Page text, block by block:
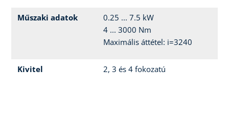
Műszaki adatok
0.25 ... 7.5 kW
4 ... 3000 Nm
Maximális áttétel: i=3240
Kivitel 2, 3 és 4 fokozatú